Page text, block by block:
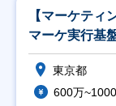
【マーケティ
マーケ実行基
東京都
600万